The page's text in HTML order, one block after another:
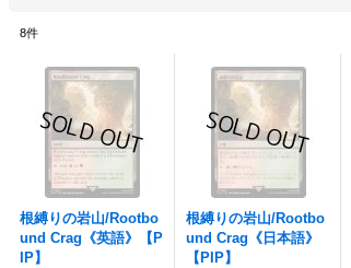
8件
根縛りの岩山/Rootbo
und Crag《英語》【P
IP】
根縛りの岩山/Rootbo
und Crag《日本語》
【PIP】